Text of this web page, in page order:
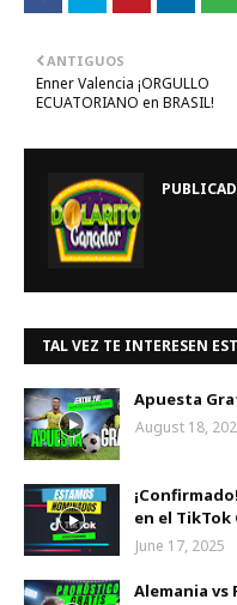
ANTIGUOS
Enner Valencia ¡ORGULLO
ECUATORIANO en BRASIL!
TAL VEZ TE INTERESEN
Apuesta
August 18,
en el
June 17, 2025
Alemania